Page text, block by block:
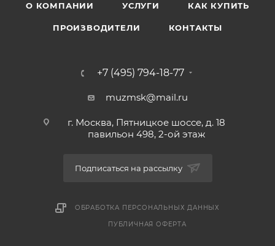
О КОМПАНИИ УСЛУГИ КАК КУПИТЬ
ПРОИЗВОДИТЕЛИ КОНТАКТЫ
+7 (495) 794-18-77
muzmsk@mail.ru
г. Москва, Пятницкое шоссе, д. 18
павильон 498, 2-ой этаж
Подписаться на рассылку
ОБРАБОТКА ПЕРСОНАЛЬНЫХ ДАННЫХ
ПУБЛИЧНАЯ ОФЕРТА